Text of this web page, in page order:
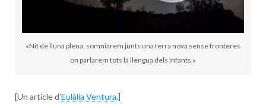
«Nit de lluna plena: somniarem junts una terra nova sense fronteres
on parlarem tots la llengua dels Infants.»
[Un article d’Eulàlia Ventura.]